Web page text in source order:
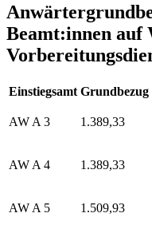
Beamt:innen
Einstiegsamt Grundbezug
AW A 3 1.389,33
AW A 4 1.389,33
AW A 5 1.509,93